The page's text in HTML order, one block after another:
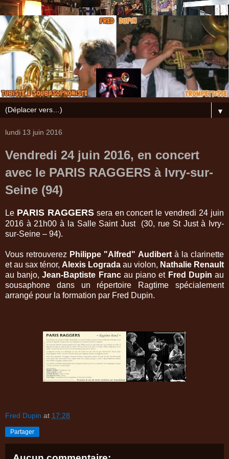
▼
lundi 13 juin 2016
Vendredi 24 juin 2016, en concert
avec le PARIS RAGGERS à Ivry-sur-
Seine (94)
Le PARIS RAGGERSsera en concert le vendredi 24 juin
2016 à 21h00 à la Salle Saint Just
(30, rue St Just à Ivry-
sur-Seine – 94).
Vous retrouverez Philippe "Alfred" Audibert à la clarinette
et au sax ténor, Alexis Lograda au violon, Nathalie Renault
au banjo,Jean-Baptiste Francau piano et Fred Dupin au
sousaphone dans un répertoire Ragtime spécialement
arrangé pour la formation par Fred Dupin.
Fred Dupin at 17:28
Partager